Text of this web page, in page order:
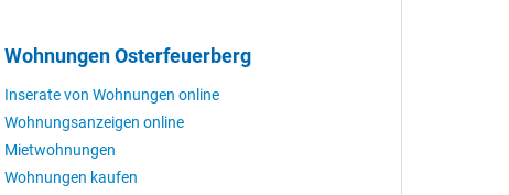
Wohnungen Osterfeuerberg
Inserate von Wohnungen online
Wohnungsanzeigen online
Mietwohnungen
Wohnungen kaufen